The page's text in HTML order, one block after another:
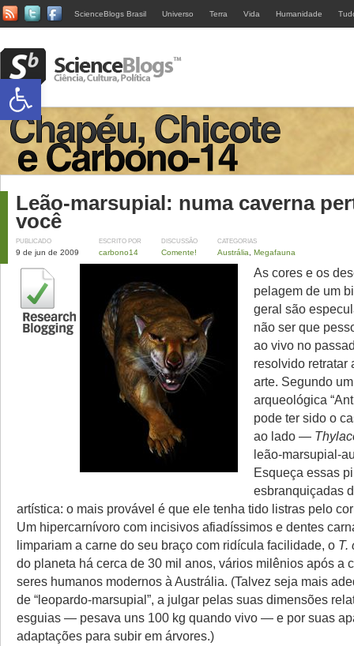
ScienceBlogs Brasil Universo Terra Vida Humanidade
Leão-marsupial: numa caverna
você
PUBLICADO
9 de jun de 2009
ESCRITO POR
carbono14
DISCUSSÃO
Comente!
CATEGORIAS
Austrália Megafauna
As cores e os
pelagem de um
geral são
não ser que
ao vivo no
resolvido retratar
arte. Segundo
arqueológica
pode ter sido o
ao lado —
leão-marsupial-
Esqueça essas
esbranquiçadas
artística: o mais provável é que ele tenha tido listras pelo
Um hipercarnívoro com incisivos afiadíssimos e dentes
limpariam a carne do seu braço com ridícula facilidade, o T.
do planeta há cerca de 30 mil anos, vários milênios após a
seres humanos modernos à Austrália. (Talvez seja mais
de “leopardo-marsupial”, a julgar pelas suas dimensões
esguias — pesava uns 100 kg quando vivo — e por suas
adaptações para subir em árvores.)
Abrir a barra de ferramentas